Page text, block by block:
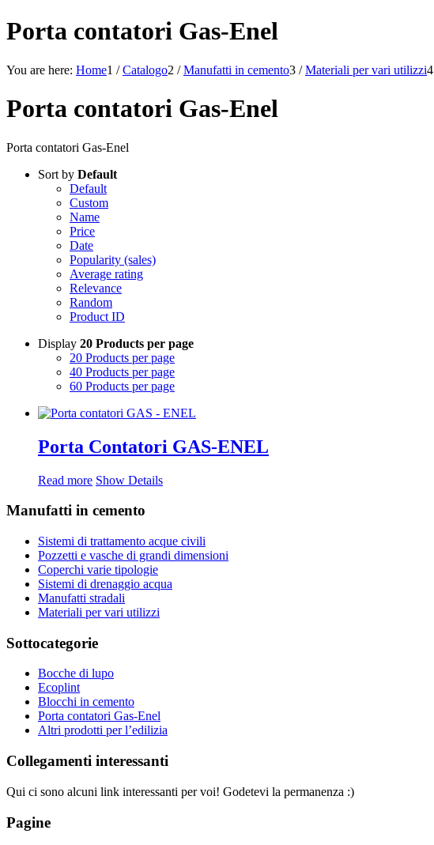
Porta contatori Gas-Enel
You are here: Home1 / Catalogo2 / Manufatti in cemento3 / Materiali per vari utilizzi4
Porta contatori Gas-Enel
Porta contatori Gas-Enel
Sort by Default
Default
Custom
Name
Price
Date
Popularity (sales)
Average rating
Relevance
Random
Product ID
Display 20 Products per page
20 Products per page
40 Products per page
60 Products per page
Porta Contatori GAS-ENEL
Read more Show Details
Manufatti in cemento
Sistemi di trattamento acque civili
Pozzetti e vasche di grandi dimensioni
Coperchi varie tipologie
Sistemi di drenaggio acqua
Manufatti stradali
Materiali per vari utilizzi
Sottocategorie
Bocche di lupo
Ecoplint
Blocchi in cemento
Porta contatori Gas-Enel
Altri prodotti per l’edilizia
Collegamenti interessanti
Qui ci sono alcuni link interessanti per voi! Godetevi la permanenza :)
Pagine